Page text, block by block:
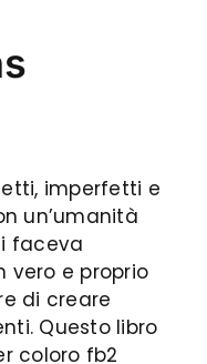
imperfetti e
un’umanità
faceva
vero e proprio
di creare
Questo libro
coloro fb2